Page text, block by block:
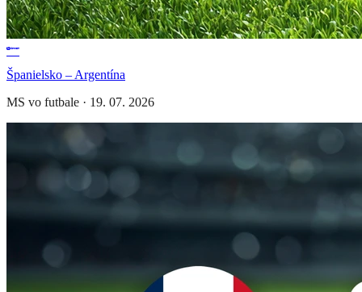
Španielsko – Argentína
MS vo futbale · 19. 07. 2026